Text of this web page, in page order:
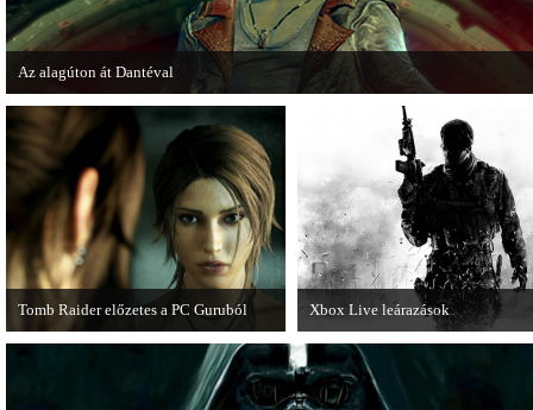
Az alagúton át Dantéval
A Devil May Cry újragondolás új játékmenet-videóval jelentkezik.
Tomb Raider előzetes a PC Guruból
A PC Guru friss számában több oldalon
olvashatunk az új Tomb Raiderről,
mely cikkből most egy részletet online
Xbox Live leárazások
December 18-án az Xbox Live
rendszerében is elkezdődnek a
karácsonyi akciózások.